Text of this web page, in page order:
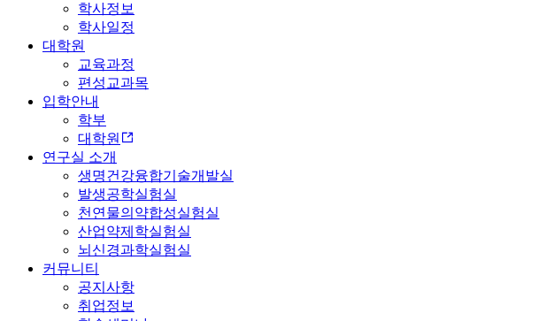
학사정보
학사일정
대학원
교육과정
편성교과목
입학안내
학부
대학원
연구실 소개
생명건강융합기술개발실
발생공학실험실
천연물의약합성실험실
산업약제학실험실
뇌신경과학실험실
커뮤니티
공지사항
취업정보